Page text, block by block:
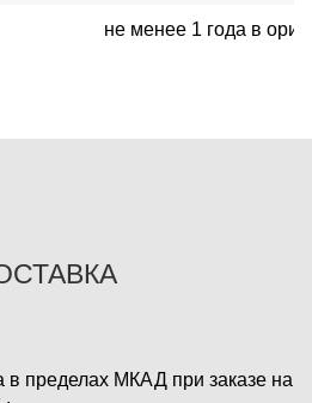
не менее 1 года в
в пределах МКАД при заказе на